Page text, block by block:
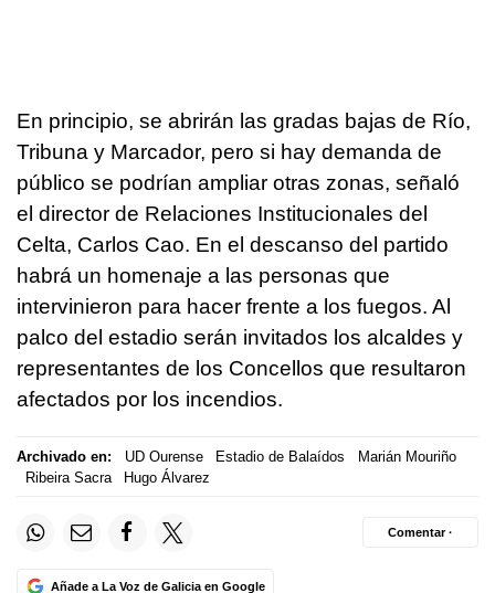
En principio, se abrirán las gradas bajas de Río,
Tribuna y Marcador, pero si hay demanda de
público se podrían ampliar otras zonas, señaló
el director de Relaciones Institucionales del
Celta, Carlos Cao. En el descanso del partido
habrá un homenaje a las personas que
intervinieron para hacer frente a los fuegos. Al
palco del estadio serán invitados los alcaldes y
representantes de los Concellos que resultaron
afectados por los incendios.
Archivado en: UD Ourense Estadio de Balaídos
Marián Mouriño
Ribeira Sacra
Hugo Álvarez
Añade a La Voz de Galicia en Google
Comentar ·